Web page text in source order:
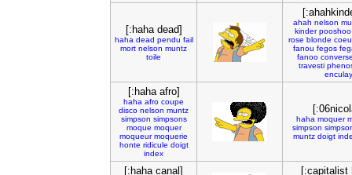
[:haha dead]
haha dead pendu fail
mort nelson muntz
toile
ahah nelson
kinder pooshoo
rose blonde
fanou fegos
fanoo
travesti
enculay
[:haha afro]
haha afro coupe
disco nelson muntz
simpson simpsons
moque moquer
moqueur moquerie
honte ridicule doigt
index
haha moquer
simpson
muntz doigt
[:haha canal] [:capitalist